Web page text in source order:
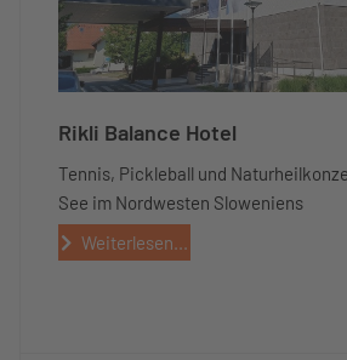
Rikli Balance Hotel
Tennis, Pickleball und
See im Nordwesten Sloweniens
Weiterlesen...